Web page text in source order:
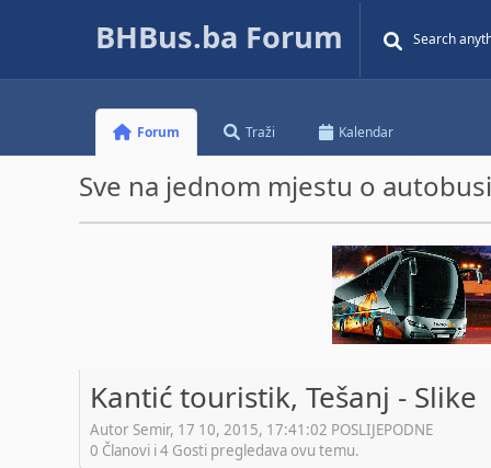
BHBus.ba Forum
Forum Traži Kalendar
Sve na jednom mjestu o
Kantić touristik, Tešanj - Slike
Autor Semir, 17 10, 2015, 17:41:02 POSLIJEPODNE
0 Članovi i 4 Gosti pregledava ovu temu.